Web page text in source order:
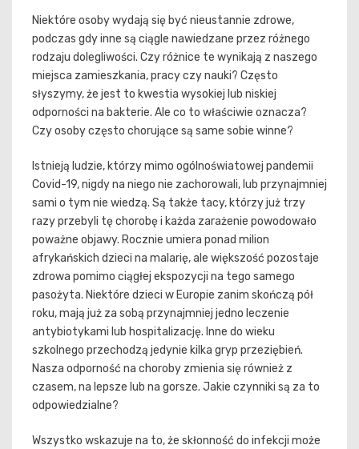
Niektóre osoby wydają się być nieustannie zdrowe,
podczas gdy inne są ciągle nawiedzane przez różnego
rodzaju dolegliwości. Czy różnice te wynikają z naszego
miejsca zamieszkania, pracy czy nauki? Często
słyszymy, że jest to kwestia wysokiej lub niskiej
odporności na bakterie. Ale co to właściwie oznacza?
Czy osoby często chorujące są same sobie winne?
Istnieją ludzie, którzy mimo ogólnoświatowej pandemii
Covid-19, nigdy na niego nie zachorowali, lub przynajmniej
sami o tym nie wiedzą. Są także tacy, którzy już trzy
razy przebyli tę chorobę i każda zarażenie powodowało
poważne objawy. Rocznie umiera ponad milion
afrykańskich dzieci na malarię, ale większość pozostaje
zdrowa pomimo ciągłej ekspozycji na tego samego
pasożyta. Niektóre dzieci w Europie zanim skończą pół
roku, mają już za sobą przynajmniej jedno leczenie
antybiotykami lub hospitalizację. Inne do wieku
szkolnego przechodzą jedynie kilka gryp przeziębień.
Nasza odporność na choroby zmienia się również z
czasem, na lepsze lub na gorsze. Jakie czynniki są za to
odpowiedzialne?
Wszystko wskazuje na to, że skłonność do infekcji może